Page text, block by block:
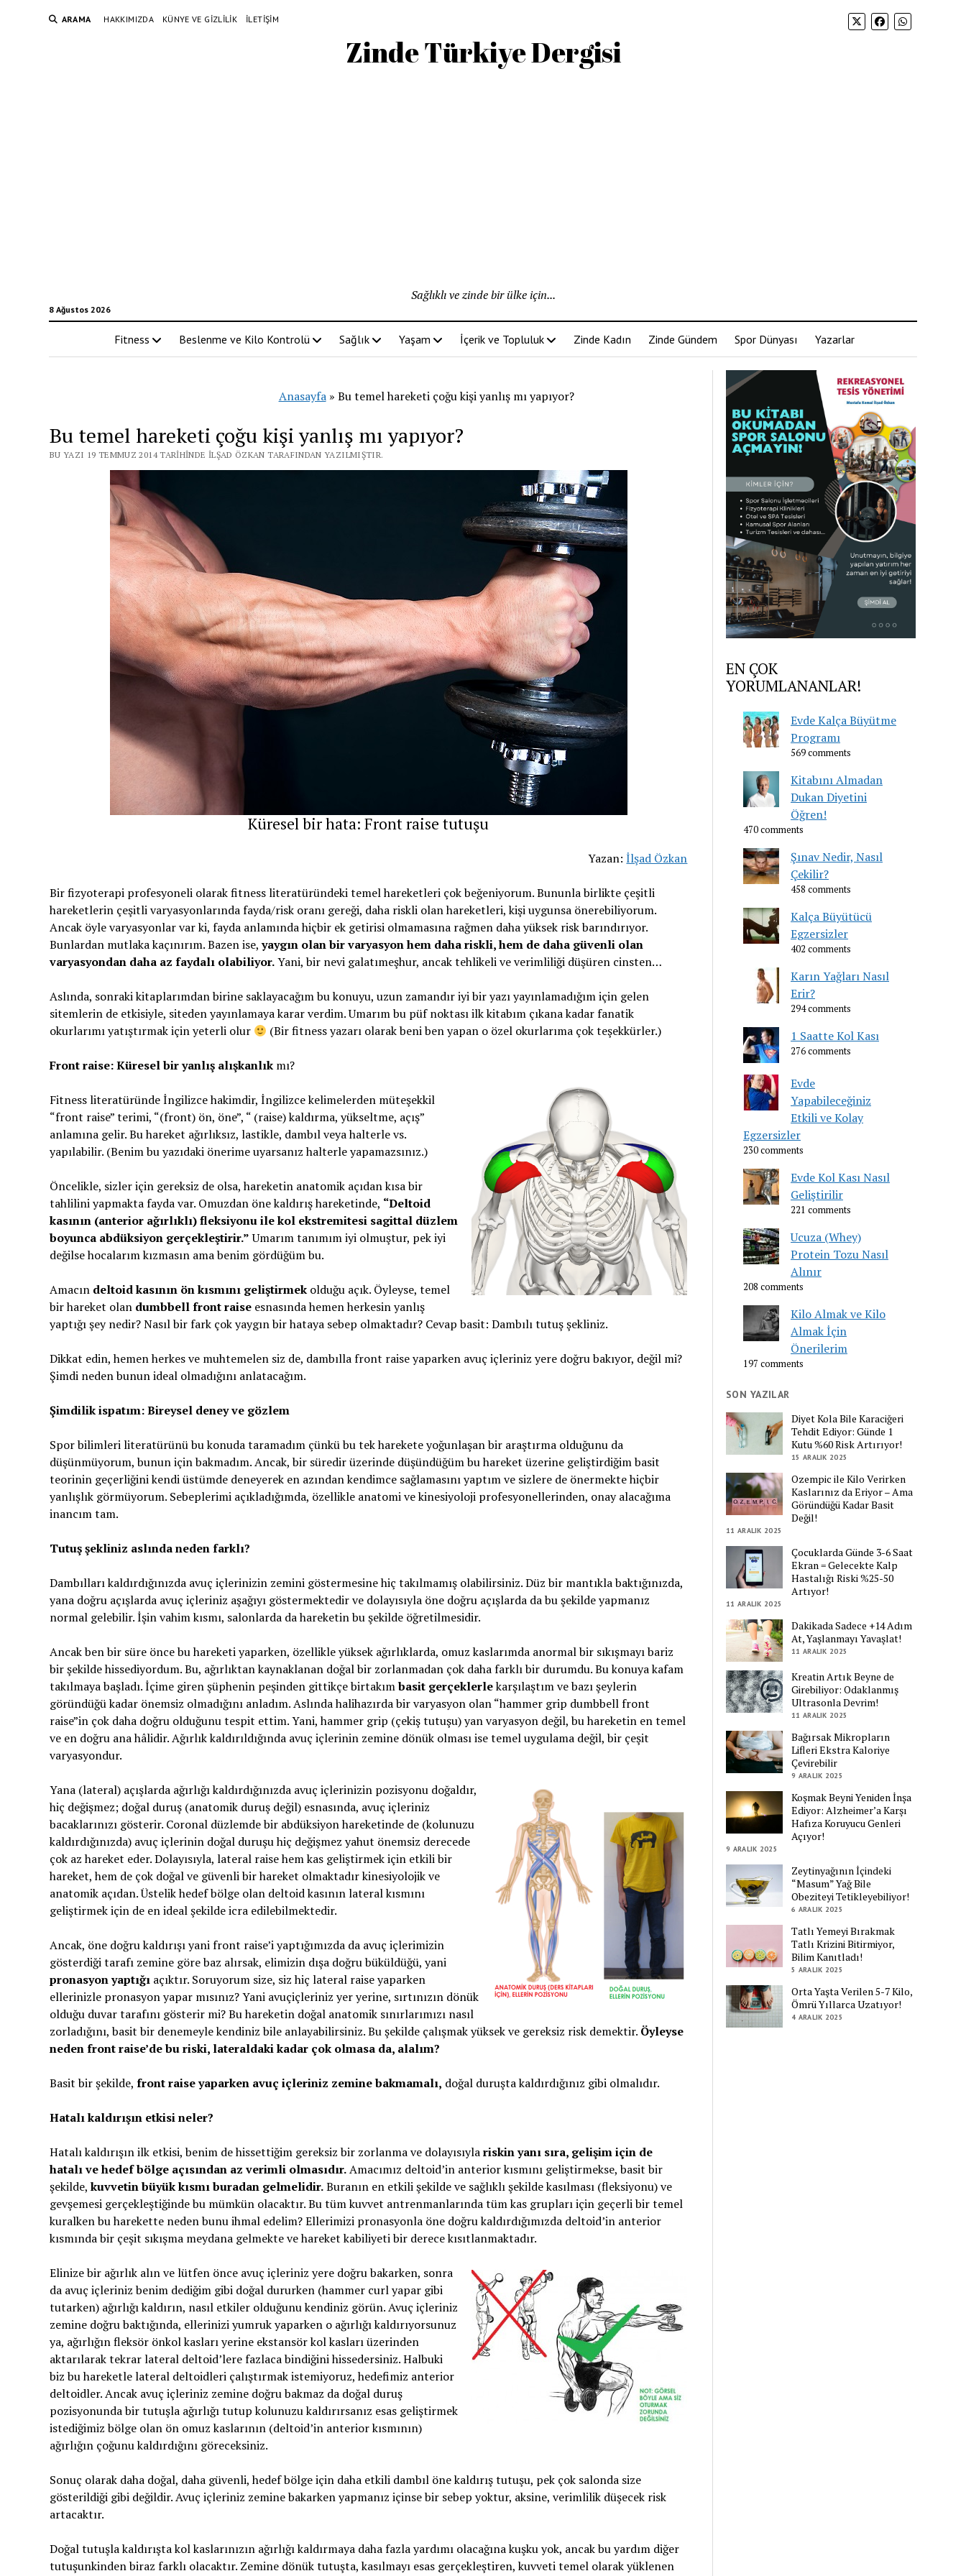
ARAMA HAKKIMIZDA KÜNYE VE GIZLILIK İLETIŞIM
Zinde Türkiye Dergisi
8 Ağustos 2026
Sağlıklı ve zinde bir ülke için...
Fitness Beslenme ve Kilo Kontrolü Sağlık Yaşam İçerik ve Topluluk Zinde Kadın Zinde Gündem Spor Dünyası Yazarlar
Anasayfa» Bu temel hareketi çoğu kişi yanlış mı yapıyor?
Bu temel hareketi çoğu kişi yanlış mı yapıyor?
BU YAZI 19 TEMMUZ 2014 TARIHINDE İLŞAD ÖZKAN TARAFINDAN YAZILMIŞTIR.
Küresel bir hata: Front raise tutuşu
Yazan:İlşad Özkan
Bir fizyoterapi profesyoneli olarak fitness literatüründeki temel hareketleri çok beğeniyorum. Bununla birlikte çeşitli
hareketlerin çeşitli varyasyonlarında fayda/risk oranı gereği, daha riskli olan hareketleri, kişi uygunsa önerebiliyorum.
Ancak öyle varyasyonlar var ki, fayda anlamında hiçbir ek getirisi olmamasına rağmen daha yüksek risk barındırıyor.
Bunlardan mutlaka kaçınırım. Bazen ise,yaygın olan bir varyasyon hem daha riskli, hem de daha güvenli olan
varyasyondan daha az faydalı olabiliyor.Yani, bir nevi galatımeşhur, ancak tehlikeli ve verimliliği düşüren cinsten…
Aslında, sonraki kitaplarımdan birine saklayacağım bu konuyu, uzun zamandır iyi bir yazı yayınlamadığım için gelen
sitemlerin de etkisiyle, siteden yayınlamaya karar verdim. Umarım bu püf noktası ilk kitabım çıkana kadar fanatik
okurlarımı yatıştırmak için yeterli olur
(Bir fitness yazarı olarak beni ben yapan o özel okurlarıma çok teşekkürler.)
Front raise: Küresel bir yanlış alışkanlıkmı?
Fitness literatüründe İngilizce hakimdir, İngilizce kelimelerden müteşekkil
“front raise” terimi, “(front) ön, öne”, “ (raise) kaldırma, yükseltme, açış”
anlamına gelir. Bu hareket ağırlıksız, lastikle, dambıl veya halterle vs.
yapılabilir. (Benim bu yazıdaki önerime uyarsanız halterle yapamazsınız.)
Öncelikle, sizler için gereksiz de olsa, hareketin anatomik açıdan kısa bir
tahlilini yapmakta fayda var. Omuzdan öne kaldırış hareketinde, “Deltoid
kasının (anterior ağırlıklı) fleksiyonu ile kol ekstremitesi sagittal düzlem
boyunca abdüksiyon gerçekleştirir.”Umarım tanımım iyi olmuştur, pek iyi
değilse hocalarım kızmasın ama benim gördüğüm bu.
Amacın deltoid kasının ön kısmını geliştirmekolduğu açık. Öyleyse, temel
bir hareket olan dumbbell front raiseesnasında hemen herkesin yanlış
yaptığı şey nedir? Nasıl bir fark çok yaygın bir hataya sebep olmaktadır? Cevap basit: Dambılı tutuş şekliniz.
Dikkat edin, hemen herkes ve muhtemelen siz de, dambılla front raise yaparken avuç içleriniz yere doğru bakıyor, değil mi?
Şimdi neden bunun ideal olmadığını anlatacağım.
Şimdilik ispatım: Bireysel deney ve gözlem
Spor bilimleri literatürünü bu konuda taramadım çünkü bu tek harekete yoğunlaşan bir araştırma olduğunu da
düşünmüyorum, bunun için bakmadım. Ancak, bir süredir üzerinde düşündüğüm bu hareket üzerine geliştirdiğim basit
teorinin geçerliğini kendi üstümde deneyerek en azından kendimce sağlamasını yaptım ve sizlere de önermekte hiçbir
yanlışlık görmüyorum. Sebeplerimi açıkladığımda, özellikle anatomi ve kinesiyoloji profesyonellerinden, onay alacağıma
inancım tam.
Tutuş şekliniz aslında neden farklı?
Dambılları kaldırdığınızda avuç içlerinizin zemini göstermesine hiç takılmamış olabilirsiniz. Düz bir mantıkla baktığınızda,
yana doğru açışlarda avuç içleriniz aşağıyı göstermektedir ve dolayısıyla öne doğru açışlarda da bu şekilde yapmanız
normal gelebilir. İşin vahim kısmı, salonlarda da hareketin bu şekilde öğretilmesidir.
Ancak ben bir süre önce bu hareketi yaparken, özellikle yüksek ağırlıklarda, omuz kaslarımda anormal bir sıkışmayı bariz
bir şekilde hissediyordum. Bu, ağırlıktan kaynaklanan doğal bir zorlanmadan çok daha farklı bir durumdu. Bu konuya kafam
takılmaya başladı. İçime giren şüphenin peşinden gittikçe birtakımbasit gerçeklerlekarşılaştım ve bazı şeylerin
göründüğü kadar önemsiz olmadığını anladım. Aslında halihazırda bir varyasyon olan “hammer grip dumbbell front
raise”in çok daha doğru olduğunu tespit ettim. Yani, hammer grip (çekiş tutuşu) yan varyasyon değil, bu hareketin en temel
ve en doğru ana hâlidir. Ağırlık kaldırıldığında avuç içlerinin zemine dönük olması ise temel uygulama değil, bir çeşit
varyasyondur.
Yana (lateral) açışlarda ağırlığı kaldırdığınızda avuç içlerinizin pozisyonu doğaldır,
hiç değişmez; doğal duruş (anatomik duruş değil) esnasında, avuç içleriniz
bacaklarınızı gösterir. Coronal düzlemde bir abdüksiyon hareketinde de (kolunuzu
kaldırdığınızda) avuç içlerinin doğal duruşu hiç değişmez yahut önemsiz derecede
çok az hareket eder. Dolayısıyla, lateral raise hem kas geliştirmek için etkili bir
hareket, hem de çok doğal ve güvenli bir hareket olmaktadır kinesiyolojik ve
anatomik açıdan. Üstelik hedef bölge olan deltoid kasının lateral kısmını
geliştirmek için de en ideal şekilde icra edilebilmektedir.
Ancak, öne doğru kaldırışı yani front raise’i yaptığımızda da avuç içlerimizin
gösterdiği tarafı zemine göre baz alırsak, elimizin dışa doğru büküldüğü, yani
pronasyon yaptığıaçıktır. Soruyorum size, siz hiç lateral raise yaparken
ellerinizle pronasyon yapar mısınız? Yani avuçiçleriniz yer yerine, sırtınızın dönük
olduğu duvar tarafını gösterir mi? Bu hareketin doğal anatomik sınırlarımızı nasıl
zorladığını, basit bir denemeyle kendiniz bile anlayabilirsiniz. Bu şekilde çalışmak yüksek ve gereksiz risk demektir. Öyleyse
neden front raise’de bu riski, lateraldaki kadar çok olmasa da, alalım?
Basit bir şekilde, front raise yaparken avuç içleriniz zemine bakmamalı, doğal duruşta kaldırdığınız gibi olmalıdır.
Hatalı kaldırışın etkisi neler?
Hatalı kaldırışın ilk etkisi, benim de hissettiğim gereksiz bir zorlanma ve dolayısıylariskin yanı sıra, gelişim için de
hatalı ve hedef bölge açısından az verimli olmasıdır.Amacımız deltoid’in anterior kısmını geliştirmekse, basit bir
şekilde,kuvvetin büyük kısmı buradan gelmelidir.Buranın en etkili şekilde ve sağlıklı şekilde kasılması (fleksiyonu) ve
gevşemesi gerçekleştiğinde bu mümkün olacaktır. Bu tüm kuvvet antrenmanlarında tüm kas grupları için geçerli bir temel
kuralken bu harekette neden bunu ihmal edelim? Ellerimizi pronasyonla öne doğru kaldırdığımızda deltoid’in anterior
kısmında bir çeşit sıkışma meydana gelmekte ve hareket kabiliyeti bir derece kısıtlanmaktadır.
Elinize bir ağırlık alın ve lütfen önce avuç içleriniz yere doğru bakarken, sonra
da avuç içleriniz benim dediğim gibi doğal dururken (hammer curl yapar gibi
tutarken) ağırlığı kaldırın, nasıl etkiler olduğunu kendiniz görün. Avuç içleriniz
zemine doğru baktığında, ellerinizi yumruk yaparken o ağırlığı kaldırıyorsunuz
ya, ağırlığın fleksör önkol kasları yerine ekstansör kol kasları üzerinden
aktarılarak tekrar lateral deltoid’lere fazlaca bindiğini hissedersiniz. Halbuki
biz bu hareketle lateral deltoidleri çalıştırmak istemiyoruz, hedefimiz anterior
deltoidler. Ancak avuç içleriniz zemine doğru bakmaz da doğal duruş
pozisyonunda bir tutuşla ağırlığı tutup kolunuzu kaldırırsanız esas geliştirmek
istediğimiz bölge olan ön omuz kaslarının (deltoid’in anterior kısmının)
ağırlığın çoğunu kaldırdığını göreceksiniz.
Sonuç olarak daha doğal, daha güvenli, hedef bölge için daha etkili dambıl öne kaldırış tutuşu, pek çok salonda size
gösterildiği gibi değildir. Avuç içleriniz zemine bakarken yapmanız içinse bir sebep yoktur, aksine, verimlilik düşecek risk
artacaktır.
Doğal tutuşla kaldırışta kol kaslarınızın ağırlığı kaldırmaya daha fazla yardımı olacağına kuşku yok, ancak bu yardım diğer
tutuşunkinden biraz farklı olacaktır. Zemine dönük tutuşta, kasılmayı esas gerçekleştiren, kuvveti temel olarak yüklenen
EN ÇOK
YORUMLANANLAR!
Evde Kalça Büyütme
Programı
569 comments
Kitabını Almadan
Dukan Diyetini
Öğren!
470 comments
Şınav Nedir, Nasıl
Çekilir?
458 comments
Kalça Büyütücü
Egzersizler
402 comments
Karın Yağları Nasıl
Erir?
294 comments
1 Saatte Kol Kası
276 comments
Evde
Yapabileceğiniz
Etkili ve Kolay
Egzersizler
230 comments
Evde Kol Kası Nasıl
Geliştirilir
221 comments
Ucuza (Whey)
Protein Tozu Nasıl
Alınır
208 comments
Kilo Almak ve Kilo
Almak İçin
Önerilerim
197 comments
SON YAZILAR
Diyet Kola Bile Karaciğeri
Tehdit Ediyor: Günde 1
Kutu %60 Risk Artırıyor!
15 ARALIK 2025
Ozempic ile Kilo Verirken
Kaslarınız da Eriyor – Ama
Göründüğü Kadar Basit
Değil!
11 ARALIK 2025
Çocuklarda Günde 3-6 Saat
Ekran = Gelecekte Kalp
Hastalığı Riski %25-50
Artıyor!
11 ARALIK 2025
Dakikada Sadece +14 Adım
At, Yaşlanmayı Yavaşlat!
11 ARALIK 2025
Kreatin Artık Beyne de
Girebiliyor: Odaklanmış
Ultrasonla Devrim!
11 ARALIK 2025
Bağırsak Mikropların
Lifleri Ekstra Kaloriye
Çevirebilir
9 ARALIK 2025
Koşmak Beyni Yeniden İnşa
Ediyor: Alzheimer’a Karşı
Hafıza Koruyucu Genleri
Açıyor!
9 ARALIK 2025
Zeytinyağının İçindeki
“Masum” Yağ Bile
Obeziteyi Tetikleyebiliyor!
6 ARALIK 2025
Tatlı Yemeyi Bırakmak
Tatlı Krizini Bitirmiyor,
Bilim Kanıtladı!
5 ARALIK 2025
Orta Yaşta Verilen 5-7 Kilo,
Ömrü Yıllarca Uzatıyor!
4 ARALIK 2025